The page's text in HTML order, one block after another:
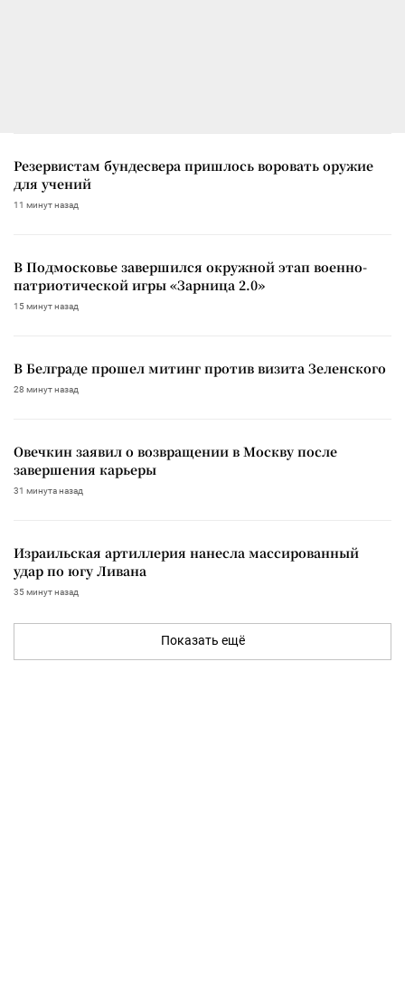
Резервистам бундесвера пришлось воровать оружие
для учений
11 минут назад
В Подмосковье завершился окружной этап военно-
патриотической игры «Зарница 2.0»
15 минут назад
В Белграде прошел митинг против визита Зеленского
28 минут назад
Овечкин заявил о возвращении в Москву после
завершения карьеры
31 минута назад
Израильская артиллерия нанесла массированный
удар по югу Ливана
35 минут назад
Показать ещё